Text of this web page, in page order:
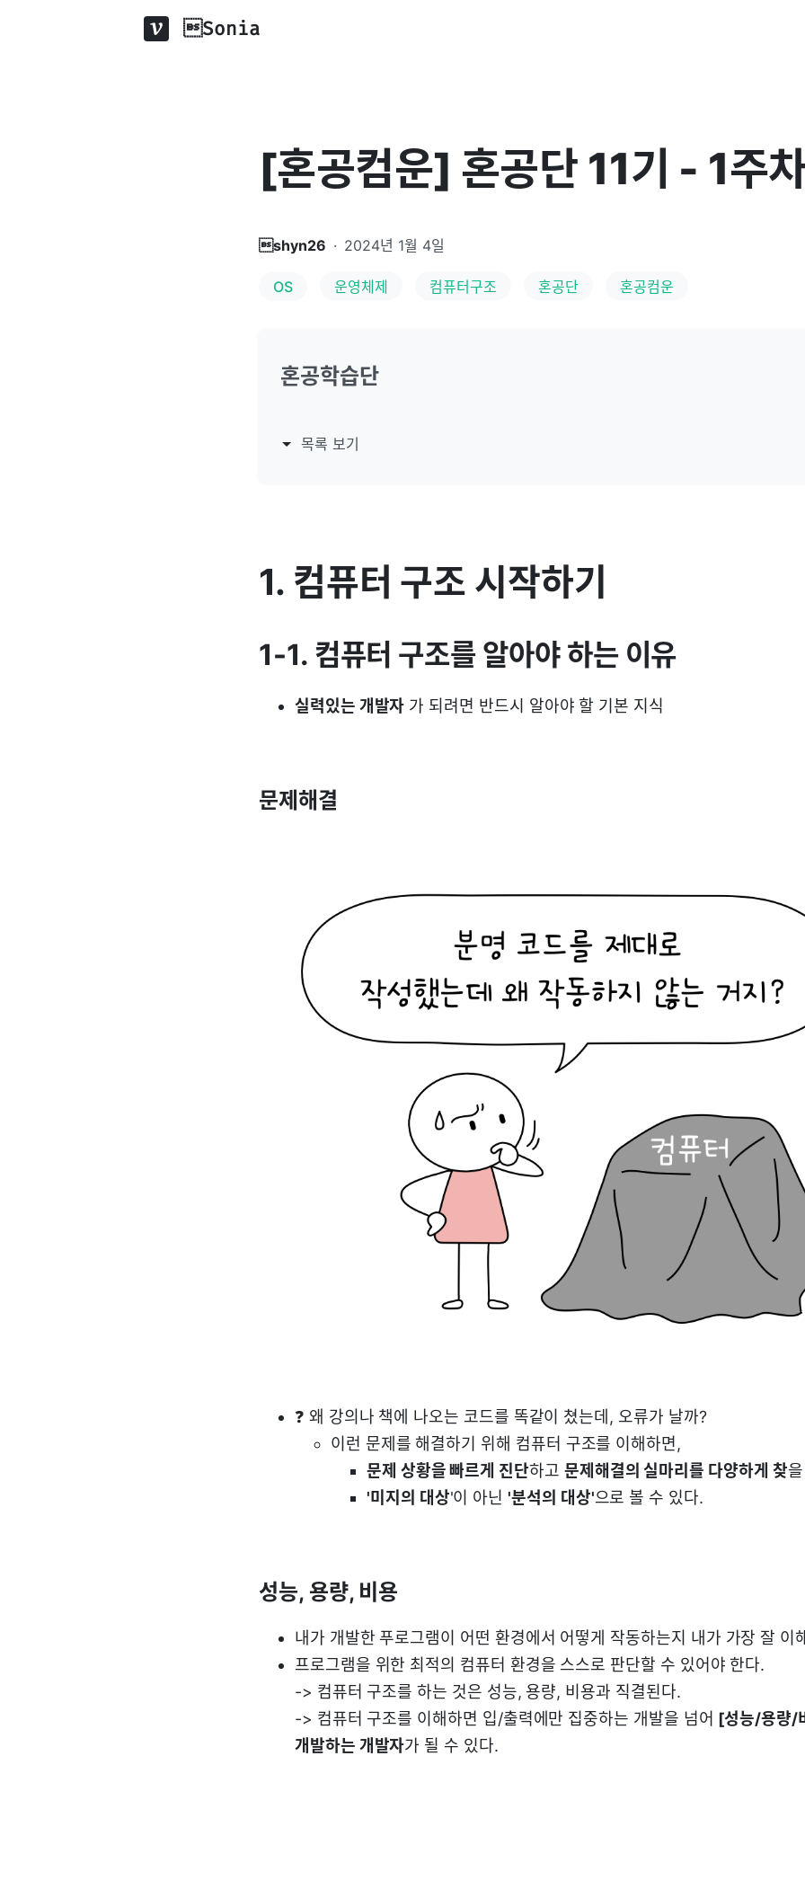
Sonia
[혼공컴운] 혼공단 11기 - 1주
shyn26 · 2024년 1월 4일
OS 운영체제 컴퓨터구조 혼공단 혼공컴운
혼공학습단
목록 보기
1. 컴퓨터 구조 시작하기
1-1. 컴퓨터 구조를 알아야 하는 이유
실력있는 개발자 가 되려면 반드시 알아야 할 기본 지식
문제해결
❓ 왜 강의나 책에 나오는 코드를 똑같이 쳤는데, 오류가 날까?
이런 문제를 해결하기 위해 컴퓨터 구조를 이해하면,
문제 상황을 빠르게 진단하고 문제해결의 실마리를 다양하게 찾
'미지의 대상'이 아닌'분석의 대상'으로 볼 수 있다.
성능, 용량, 비용
내가 개발한 푸로그램이 어떤 환경에서 어떻게 작동하는지 내가 가장 잘 이
프로그램을 위한 최적의 컴퓨터 환경을 스스로 판단할 수 있어야 한다.
-> 컴퓨터 구조를 하는 것은 성능, 용량, 비용과 직결된다.
-> 컴퓨터 구조를 이해하면 입/출력에만 집중하는 개발을 넘어 [성능/용량/
개발하는 개발자가 될 수 있다.